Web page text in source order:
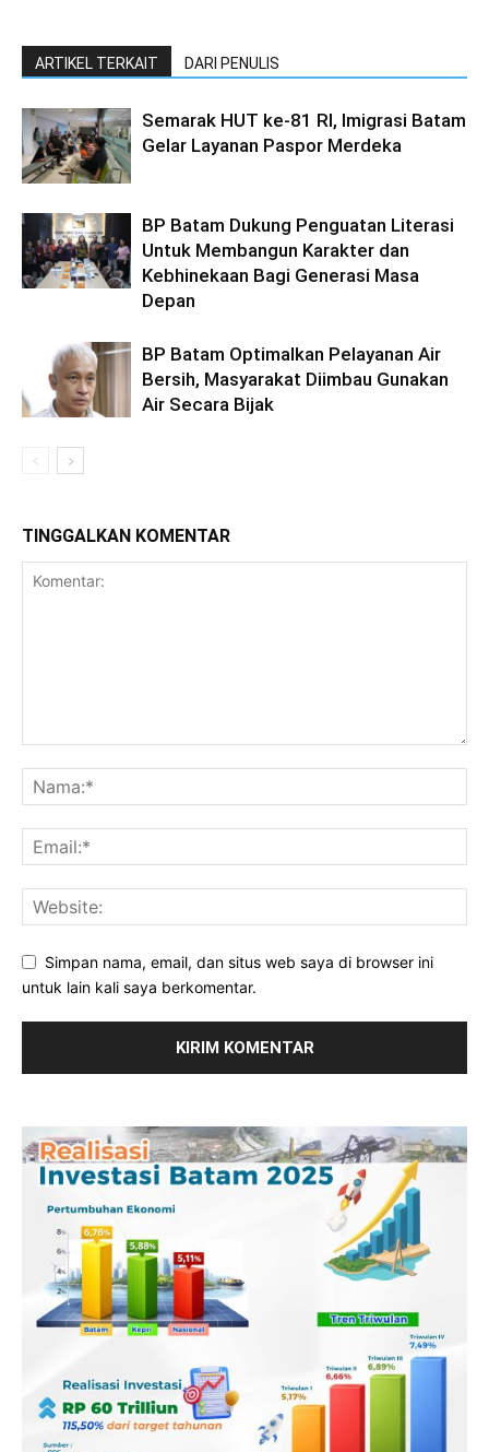
ARTIKEL TERKAIT DARI PENULIS
Semarak HUT ke-81 RI, Imigrasi Batam
Gelar Layanan Paspor Merdeka
BP Batam Dukung Penguatan Literasi
Untuk Membangun Karakter dan
Kebhinekaan Bagi Generasi Masa
Depan
BP Batam Optimalkan Pelayanan Air
Bersih, Masyarakat Diimbau Gunakan
Air Secara Bijak
TINGGALKAN KOMENTAR
Simpan nama, email, dan situs web saya di browser ini
untuk lain kali saya berkomentar.